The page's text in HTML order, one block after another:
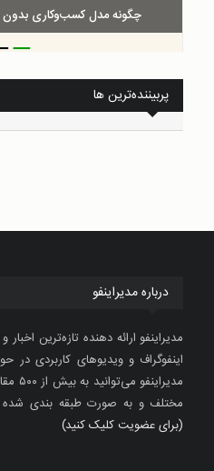
چگونه مدل کسب‌و‌کاری بدون
_
پربیننده‌ترین ها
درباره مدیراینفو
مدیراینفو ارائه دهنده تازه‌ترین
اینفوگراف و ویدیوهای کاربردی در
مختلف و به صورت طبقه بندی شده
(برای عضویت کلیک کنید)